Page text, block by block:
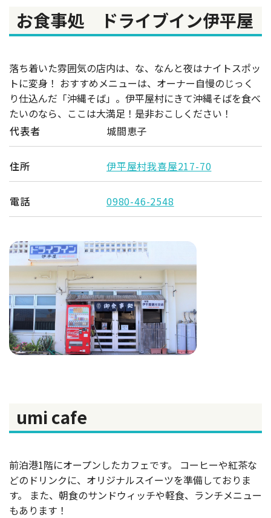
お食事処 ドライブイン伊平屋
落ち着いた雰囲気の店内は、な、なんと夜はナイトスポッ
トに変身！ おすすめメニューは、オーナー自慢のじっく
り仕込んだ「沖縄そば」。伊平屋村にきて沖縄そばを食べ
たいのなら、ここは大満足！是非おこしください！
代表者
城間恵子
住所 伊平屋村我喜屋217-70
電話 0980-46-2548
umi cafe
前泊港1階にオープンしたカフェです。 コーヒーや紅茶な
どのドリンクに、オリジナルスイーツを準備しておりま
す。 また、朝食のサンドウィッチや軽食、ランチメニュー
もあります！